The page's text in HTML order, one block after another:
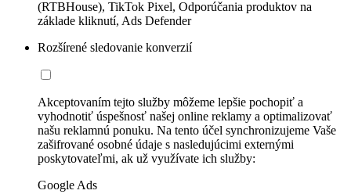
(RTBHouse), TikTok Pixel, Odporúčania produktov na
základe kliknutí, Ads Defender
Rozšírené sledovanie konverzií
Akceptovaním tejto služby môžeme lepšie pochopiť a
vyhodnotiť úspešnosť našej online reklamy a optimalizovať
našu reklamnú ponuku. Na tento účel synchronizujeme Vaše
zašifrované osobné údaje s nasledujúcimi externými
poskytovateľmi, ak už využívate ich služby:
Google Ads